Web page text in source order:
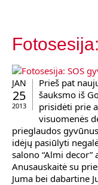
JAN
25
2013
Prieš pat
šauksmo iš
prisidėti prie
visuomenės
prieglaudos
idėjų pasiūlyti
salono “Almi decor”
Anusauskaitė su
Juma bei dabartine